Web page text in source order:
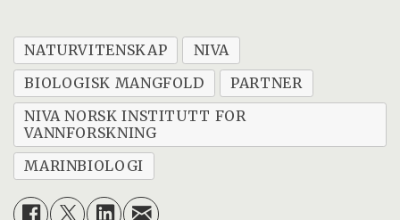
NATURVITENSKAP
NIVA
BIOLOGISK MANGFOLD
PARTNER
NIVA NORSK INSTITUTT FOR
VANNFORSKNING
MARINBIOLOGI